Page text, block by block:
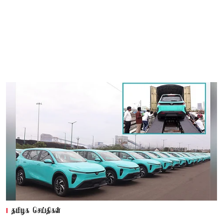
தமிழக செய்திகள்